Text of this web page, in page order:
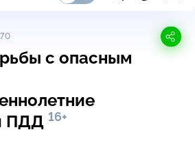
с опасным
ПДД 16+